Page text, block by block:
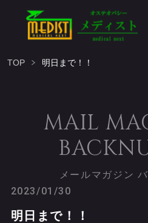
TOP 明日まで！！
MAIL
メールマガジン
2023/01/30
明日まで！！